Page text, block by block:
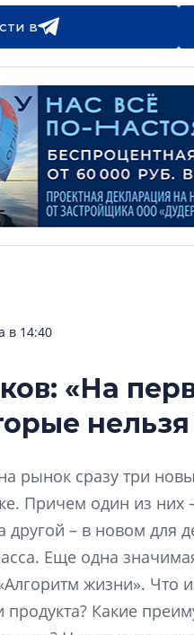
в
в 14:40
«На
рынок сразу три
Причем один из них
– в новом для
Еще одна
жизни». Что
Какие